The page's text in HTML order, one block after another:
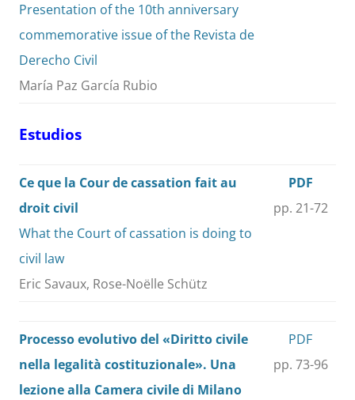
Presentation of the 10th anniversary
commemorative issue of the Revista de
Derecho Civil
María Paz García Rubio
Estudios
Ce que la Cour de cassation fait au
droit civil
What the Court of cassation is doing to
civil law
Eric Savaux, Rose-Noëlle Schütz
PDF
pp. 21-72
Processo evolutivo del «Diritto civile
nella legalità costituzionale». Una
lezione alla Camera civile di Milano
PDF
pp. 73-96